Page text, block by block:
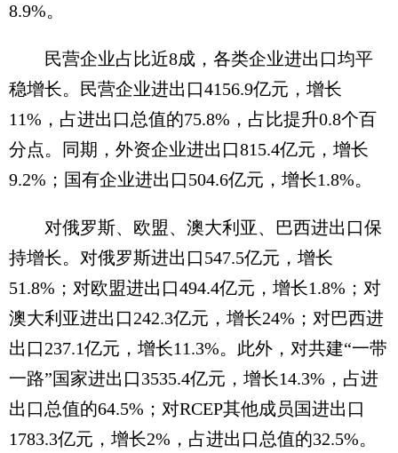
8.9%。
民营企业占比近8成，各类企业进出口均平
稳增长。民营企业进出口4156.9亿元，增长
11%，占进出口总值的75.8%，占比提升0.8个百
分点。同期，外资企业进出口815.4亿元，增长
9.2%；国有企业进出口504.6亿元，增长1.8%。
对俄罗斯、欧盟、澳大利亚、巴西进出口保
持增长。对俄罗斯进出口547.5亿元，增长
51.8%；对欧盟进出口494.4亿元，增长1.8%；对
澳大利亚进出口242.3亿元，增长24%；对巴西进
出口237.1亿元，增长11.3%。此外，对共建“一带
一路”国家进出口3535.4亿元，增长14.3%，占进
出口总值的64.5%；对RCEP其他成员国进出口
1783.3亿元，增长2%，占进出口总值的32.5%。